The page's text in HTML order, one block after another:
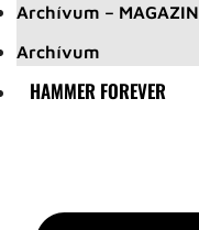
Archívum – MAGAZIN
Archívum
HAMMER FOREVER